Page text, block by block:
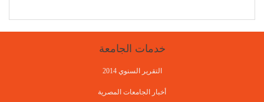
خدمات الجامعة
التقرير السنوي 2014
أخبار الجامعات المصرية